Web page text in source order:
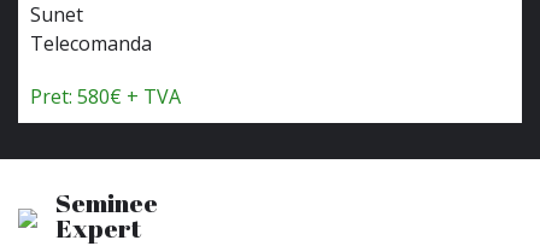
Sunet
Telecomanda
Pret: 580€ + TVA
Seminee
Expert